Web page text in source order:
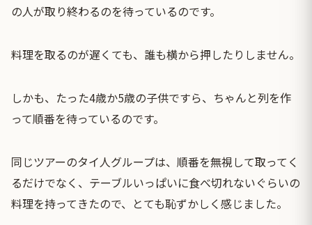
の人が取り終わるのを待っているのです。
料理を取るのが遅くても、誰も横から押したりしません。
しかも、たった4歳か5歳の子供ですら、ちゃんと列を作
って順番を待っているのです。
同じツアーのタイ人グループは、順番を無視して取ってく
るだけでなく、テーブルいっぱいに食べ切れないぐらいの
料理を持ってきたので、とても恥ずかしく感じました。